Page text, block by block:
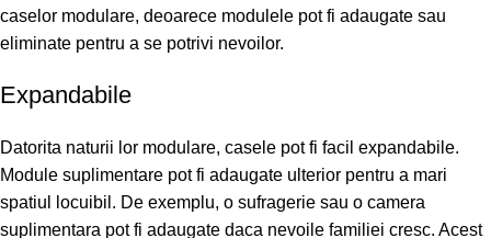
caselor modulare, deoarece modulele pot fi adaugate sau
eliminate pentru a se potrivi nevoilor.
Expandabile
Datorita naturii lor modulare, casele pot fi facil expandabile.
Module suplimentare pot fi adaugate ulterior pentru a mari
spatiul locuibil. De exemplu, o sufragerie sau o camera
suplimentara pot fi adaugate daca nevoile familiei cresc. Acest